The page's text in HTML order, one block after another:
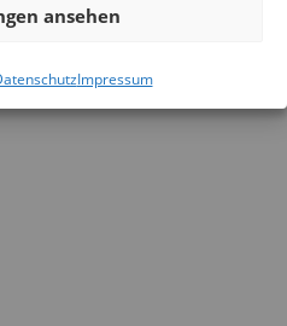
ansehen
Impressum